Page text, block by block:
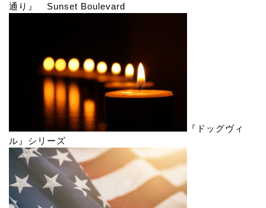
通り』 Sunset Boulevard
『ドッグヴィ
ル』シリーズ